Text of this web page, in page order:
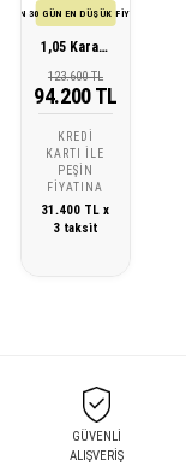
SON 30 GÜN EN DÜŞÜK FİYATI
1,05 Karat Pırlanta Baget Küpe
123.600 TL
94.200 TL
KREDI
KARTI ILE
PEŞIN
FIYATINA
31.400 TL x
3 taksit
GÜVENLİ
ALIŞVERİŞ